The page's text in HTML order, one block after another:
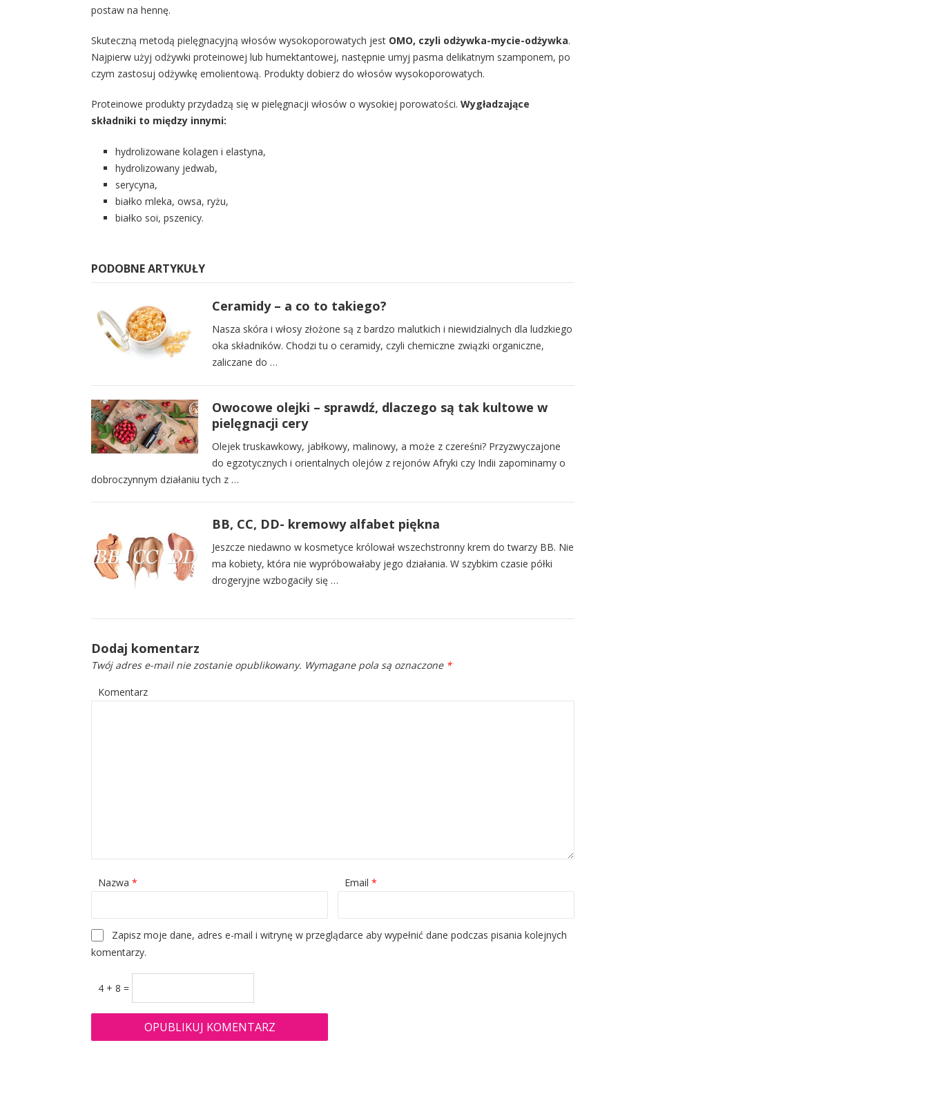
postaw na hennę.
Skuteczną metodą pielęgnacyjną włosów wysokoporowatych jest OMO, czyli odżywka-mycie-odżywka.
Najpierw użyj odżywki proteinowej lub humektantowej, następnie umyj pasma delikatnym szamponem, po
czym zastosuj odżywkę emolientową. Produkty dobierz do włosów wysokoporowatych.
Proteinowe produkty przydadzą się w pielęgnacji włosów o wysokiej porowatości. Wygładzające
składniki to między innymi:
hydrolizowane kolagen i elastyna,
hydrolizowany jedwab,
serycyna,
białko mleka, owsa, ryżu,
białko soi, pszenicy.
PODOBNE ARTYKUŁY
Ceramidy – a co to takiego?
Nasza skóra i włosy złożone są z bardzo malutkich i niewidzialnych dla ludzkiego
oka składników. Chodzi tu o ceramidy, czyli chemiczne związki organiczne,
zaliczane do …
Owocowe olejki – sprawdź, dlaczego są tak kultowe w
pielęgnacji cery
Olejek truskawkowy, jabłkowy, malinowy, a może z czereśni? Przyzwyczajone
do egzotycznych i orientalnych olejów z rejonów Afryki czy Indii zapominamy o
dobroczynnym działaniu tych z …
BB, CC, DD- kremowy alfabet piękna
Jeszcze niedawno w kosmetyce królował wszechstronny krem do twarzy BB. Nie
ma kobiety, która nie wypróbowałaby jego działania. W szybkim czasie półki
drogeryjne wzbogaciły się …
Dodaj komentarz
Twój adres e-mail nie zostanie opublikowany. Wymagane pola są oznaczone *
Komentarz
Nazwa * Email *
Zapisz moje dane, adres e-mail i witrynę w przeglądarce aby wypełnić dane podczas pisania kolejnych
komentarzy.
4 + 8 =